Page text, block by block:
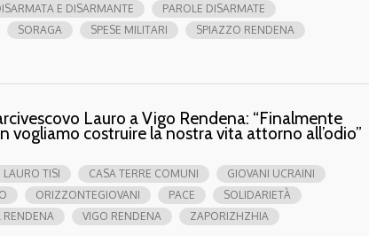
E DISARMANTE
PAROLE DISARMATE
SORAGA SPESE MILITARI
SPIAZZO RENDENA
Lauro a Vigo Rendena: “Finalmente
vogliamo costruire la nostra vita attorno all’odio”
LAURO TISI CASA TERRE COMUNI
GIOVANI UCRAINI
ORIZZONTEGIOVANI PACE
SOLIDARIETÀ
RENDENA VIGO RENDENA ZAPORIZHZHIA